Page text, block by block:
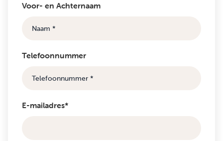
Voor- en Achternaam
Telefoonnummer
E-mailadres*